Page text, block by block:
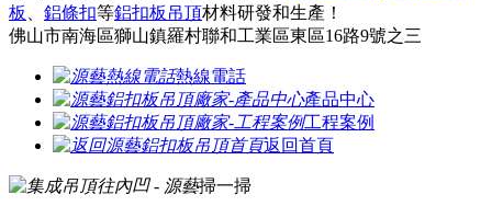
板
鋁條扣等鋁扣板吊頂材料研發和生產！
佛山市南海區獅山鎮羅村聯和工業區東區16路9號之三
熱線電話
產品中心
工程案例
返回首頁
掃一掃